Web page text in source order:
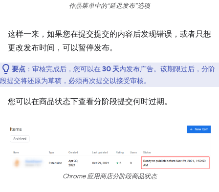
作品菜单中的“延迟发布”选项
这样一来，如果您在提交提交的内容后发现错误，或者只想
更改发布时间，可以暂停发布。
要点 ：审核完成后，您可以在30 天内发布广告。该期限过后，分阶
段提交将还原为草稿，必须再次提交以接受审核。
您可以在商品状态下查看分阶段提交何时过期。
Chrome 应用商店分阶段商品状态